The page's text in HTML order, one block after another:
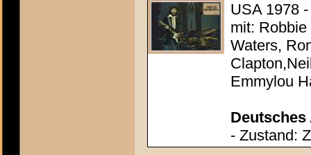
USA 1978
mit:
Waters,
Emmylou
Deutsches
- Zustand: